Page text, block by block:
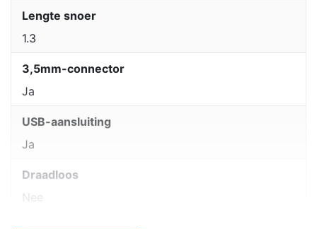
Lengte snoer
1.3
3,5mm-connector
Ja
USB-aansluiting
Ja
Draadloos
Nee